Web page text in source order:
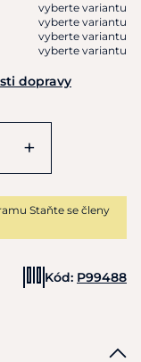
vyberte variantu
vyberte variantu
vyberte variantu
vyberte variantu
dopravy
+
Staňte se členy
Kód: P99488